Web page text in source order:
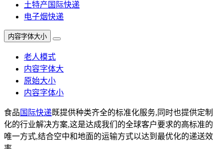
土特产国际快递
电子烟快递
内容字体大小
老人模式
内容字体大
原始大小
内容字体小
食品 国际快递既提供种类齐全的标准化服务,同时也提供定制
化的行业解决方案,这是达成我们的全球客户要求的高标准的
唯一方式,结合空中和地面的运输方式以达到最优化的递送效